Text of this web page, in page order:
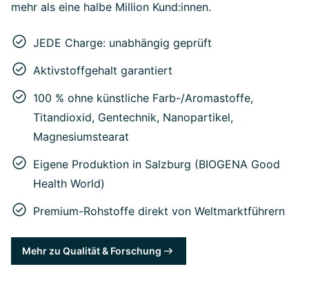
mehr als eine halbe Million Kund:innen.
JEDE Charge: unabhängig geprüft
Aktivstoffgehalt garantiert
100 % ohne künstliche Farb-/Aromastoffe,
Titandioxid, Gentechnik, Nanopartikel,
Magnesiumstearat
Eigene Produktion in Salzburg (BIOGENA Good
Health World)
Premium-Rohstoffe direkt von Weltmarktführern
Mehr zu Qualität & Forschung